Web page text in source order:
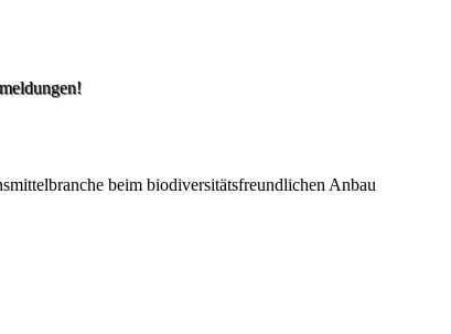
beim biodiversitätsfreundlichen Anbau